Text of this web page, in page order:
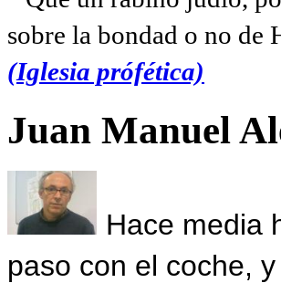
sobre la bondad o no de
(Iglesia prófética)
Juan Manuel
Hace media
paso con el coche,